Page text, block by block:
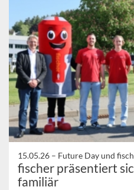
15.05.26 – Future Day und
fischer präsentiert
familiär